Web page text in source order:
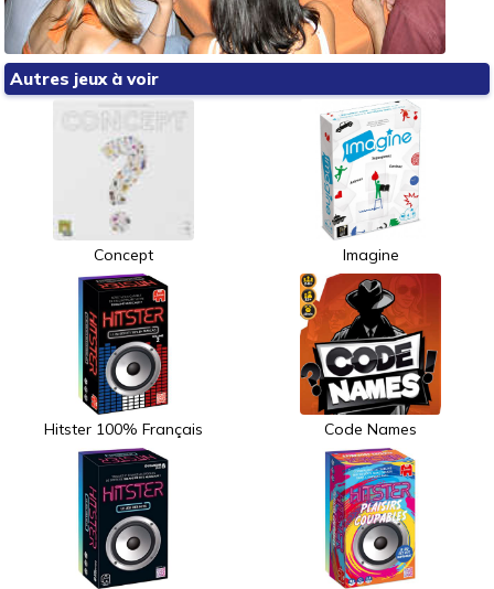
Autres jeux à voir
Concept Imagine
Hitster 100% Français Code Names